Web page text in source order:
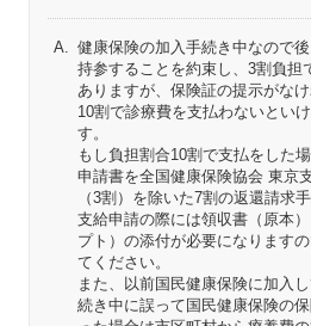
健康保険の加入手続き中なので
持参することを約束し、3割負担
ありますが、保険証の提示がな
10割で診療費を支払わないとい
す。
もし負担割合10割で支払をした
申請書を全国健康保険協会 東京
（3割）を除いた7割の返還請求
支給申請の際には領収書（原本
プト）の添付が必要になります
てください。
また、以前国民健康保険に加入
続き中に誤って国民健康保険の